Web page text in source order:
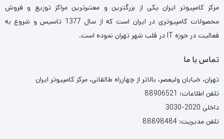
مرکز کامپیوتر ایران یکی از بزرگترین و معتبرترین مراکز توزیع و فروش
محصولات کامپیوتری در ایران است که از سال 1377 تاسیس و شروع به
فعالیت در حوزه IT در قلب شهر تهران نموده است.
تماس با ما
تهران، خیابان ولیعصر، بالاتر از چهارراه طالقانی، مرکز کامپیوتر ایران
تلفن اطلاعات: 88906521
داخلی 2020-3030
تلفن مدیریت: 88898484